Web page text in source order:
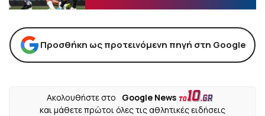
Προσθήκη ως προτεινόμενη πηγή στη Google
Ακολουθήστε στο
Google News
και μάθετε πρώτοι όλες τις αθλητικές ειδήσεις